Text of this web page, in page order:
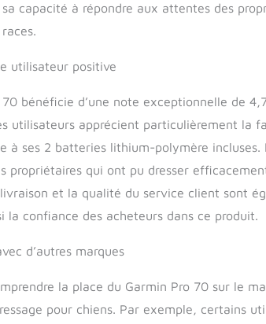
capacité à répondre aux attentes des
utilisateur positive
70 bénéficie d’une note exceptionnelle de
utilisateurs apprécient particulièrement la
à ses 2 batteries lithium-polymère
propriétaires qui ont pu dresser
et la qualité du service client sont
la confiance des acheteurs dans ce produit.
d’autres marques
la place du Garmin Pro 70 sur le
pour chiens. Par exemple, certains